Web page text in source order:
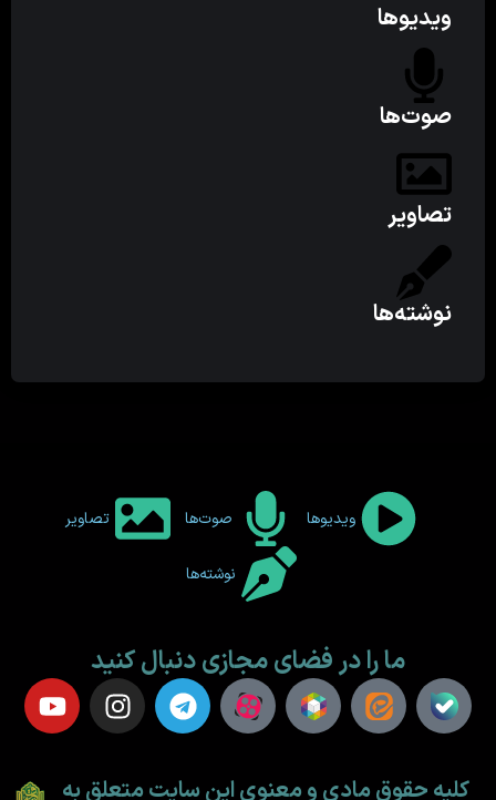
ویدیوها
صوت‌ها
تصاویر
نوشته‌ها
ویدیوها صوت‌ها تصاویر
نوشته‌ها
ما را در فضای مجازی دنبال کنید
کلیه حقوق مادی و معنوی این سایت متعلق به